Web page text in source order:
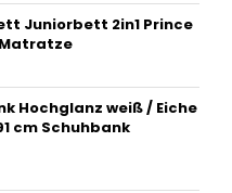
Juniorbett 2in1 Prince
Matratze
Hochglanz weiß / Eiche
cm Schuhbank